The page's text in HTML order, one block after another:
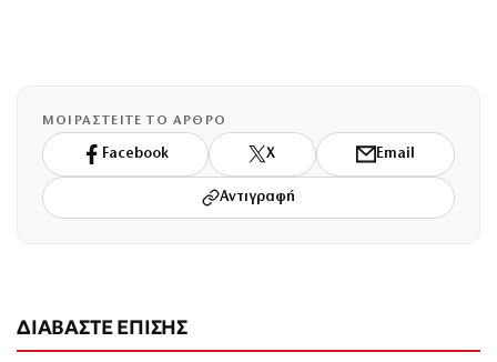
ΜΟΙΡΑΣΤΕΙΤΕ ΤΟ ΑΡΘΡΟ
Facebook X Email
Αντιγραφή
ΔΙΑΒΑΣΤΕ ΕΠΙΣΗΣ